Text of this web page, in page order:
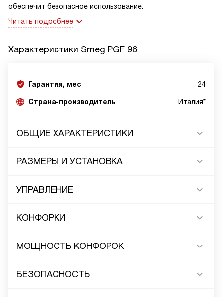
обеспечит безопасное использование.
Читать подробнее
Характеристики Smeg PGF 96
Гарантия, мес 24
Страна-производитель Италия*
ОБЩИЕ ХАРАКТЕРИСТИКИ
РАЗМЕРЫ И УСТАНОВКА
УПРАВЛЕНИЕ
КОНФОРКИ
МОЩНОСТЬ КОНФОРОК
БЕЗОПАСНОСТЬ